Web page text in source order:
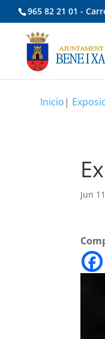
965 82 21 01 -
Inicio|
Jun